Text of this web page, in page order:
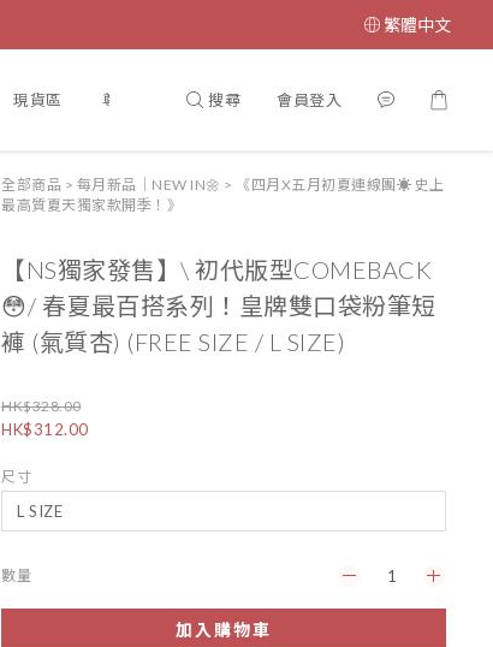
繁體中文
現貨區 尊寵計劃♥VIP 【門市開放時間🎏】 【
搜尋 會員登入
全部商品 > 每月新品｜NEW IN🌼 >
《四月X五月初夏連線團☀️ 史上
最高質夏天獨家款開季！》
【NS獨家發售】\ 初代版型COMEBACK
😳/ 春夏最百搭系列！皇牌雙口袋粉筆短
褲 (氣質杏) (FREE SIZE / L SIZE)
HK$328.00
HK$312.00
尺寸
數量
加入購物車